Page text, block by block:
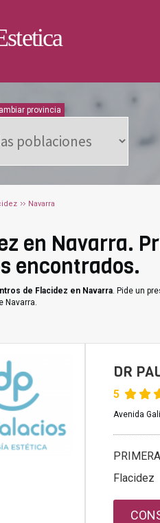
provincia
Navarra
en Navarra.
encontrados.
de Flacidez en Navarra. Pide un
Navarra.
DR
5
Avenida
Flacidez